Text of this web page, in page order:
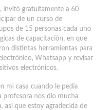
invitó gratuitamente a 60
de un curso de
de 15 personas cada uno
de capacitación, en que
distintas herramientas para
Whatsapp y revisar
electrónicos.
mi casa cuando le pedía
profesora nos dio mucha
así que estoy agradecida de